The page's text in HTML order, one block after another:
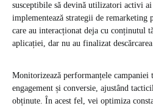
susceptibile să devină utilizatori activi
implementează strategii de remarketing
care au interacționat deja cu conținutul
aplicației, dar nu au finalizat
Monitorizează performanțele campaniei
engagement și conversie, ajustând
obținute. În acest fel, vei optimiza